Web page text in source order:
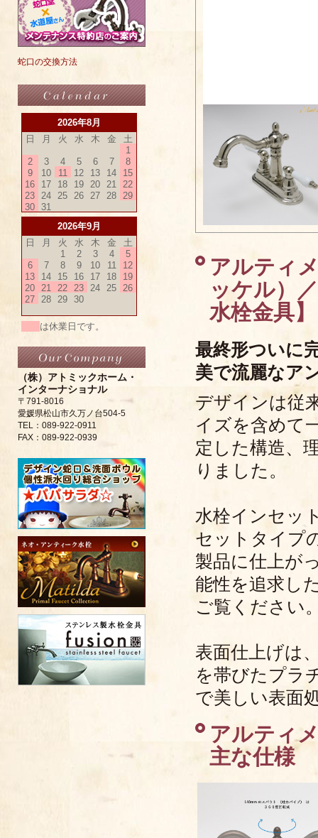
蛇口の交換方法
2026年8月
日
月 火 水 木 金
土
1
2
3 4 5 6 7
8
9
10 11 12 13 14
15
16
17 18 19 20 21
22
23
24 25 26 27 28
29
30
31
2026年9月
日
月 火 水 木 金
土
1
2 3 4
5
6
7 8 9 10 11
12
13
14 15 16 17 18
19
20
21 22 23 24 25
26
27
28 29 30
は休業日です。
（株）アトミックホーム・
インターナショナル
〒791-8016
愛媛県松山市久万ノ台504-5
TEL：089-922-0911
FAX：089-922-0939
アルティ
ッケル）
水栓金具】
最終形ついに
美で流麗なア
デザインは従
イズを含めて
定した構造、
りました。
水栓インセッ
セットタイプ
製品に仕上が
能性を追求し
ご覧ください
表面仕上げは
を帯びたプラ
で美しい表面
アルティ
主な仕様